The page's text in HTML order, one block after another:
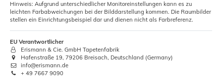
Hinweis: Aufgrund unterschiedlicher Monitoreinstellungen kann es zu
leichten Farbabweichungen bei der Bilddarstellung kommen. Die Raumbilder
stellen ein Einrichtungsbeispiel dar und dienen nicht als Farbreferenz.
EU Verantwortlicher
Erismann & Cie. GmbH Tapetenfabrik
Hafenstraße 19, 79206 Breisach, Deutschland (Germany)
info@erismann.de
+ 49 7667 9090